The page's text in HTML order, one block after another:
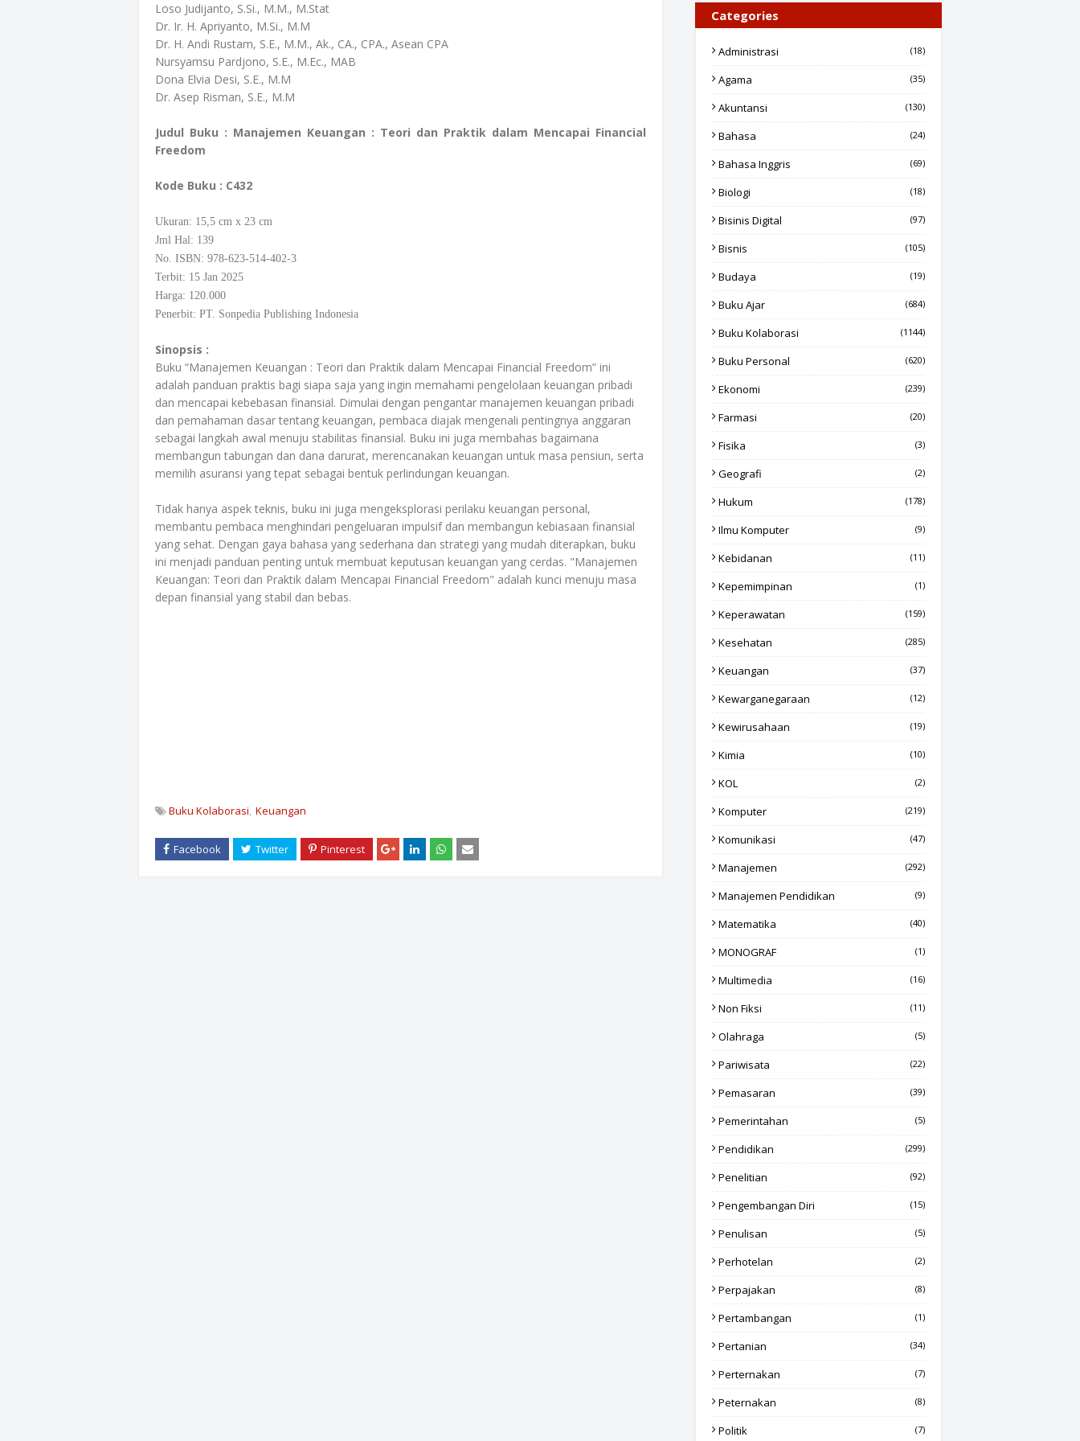
Loso Judijanto, S.Si., M.M., M.Stat
Dr. Ir. H. Apriyanto, M.Si., M.M
Dr. H. Andi Rustam, S.E., M.M., Ak., CA., CPA., Asean CPA
Nursyamsu Pardjono, S.E., M.Ec., MAB
Dona Elvia Desi, S.E., M.M
Dr. Asep Risman, S.E., M.M
Judul Buku : Manajemen Keuangan : Teori dan Praktik dalam Mencapai Financial
Freedom
Kode Buku : C432
Ukuran: 15,5 cm x 23 cm
Jml Hal: 139
No. ISBN: 978-623-514-402-3
Terbit: 15 Jan 2025
Harga: 120.000
Penerbit: PT. Sonpedia Publishing Indonesia
Sinopsis :
Buku “Manajemen Keuangan : Teori dan Praktik dalam Mencapai Financial Freedom” ini
adalah panduan praktis bagi siapa saja yang ingin memahami pengelolaan keuangan pribadi
dan mencapai kebebasan finansial. Dimulai dengan pengantar manajemen keuangan pribadi
dan pemahaman dasar tentang keuangan, pembaca diajak mengenali pentingnya anggaran
sebagai langkah awal menuju stabilitas finansial. Buku ini juga membahas bagaimana
membangun tabungan dan dana darurat, merencanakan keuangan untuk masa pensiun, serta
memilih asuransi yang tepat sebagai bentuk perlindungan keuangan.
Tidak hanya aspek teknis, buku ini juga mengeksplorasi perilaku keuangan personal,
membantu pembaca menghindari pengeluaran impulsif dan membangun kebiasaan finansial
yang sehat. Dengan gaya bahasa yang sederhana dan strategi yang mudah diterapkan, buku
ini menjadi panduan penting untuk membuat keputusan keuangan yang cerdas. "Manajemen
Keuangan: Teori dan Praktik dalam Mencapai Financial Freedom" adalah kunci menuju masa
depan finansial yang stabil dan bebas.
Buku Kolaborasi Keuangan
Categories
Administrasi (18)
Agama (35)
Akuntansi (130)
Bahasa (24)
Bahasa Inggris (69)
Biologi (18)
Bisinis Digital (97)
Bisnis (105)
Budaya (19)
Buku Ajar (684)
Buku Kolaborasi (1144)
Buku Personal (620)
Ekonomi (239)
Farmasi (20)
Fisika (3)
Geografi (2)
Hukum (178)
Ilmu Komputer (9)
Kebidanan (11)
Kepemimpinan (1)
Keperawatan (159)
Kesehatan (285)
Keuangan (37)
Kewarganegaraan (12)
Kewirusahaan (19)
Kimia (10)
KOL (2)
Komputer (219)
Komunikasi (47)
Manajemen (292)
Manajemen Pendidikan (9)
Matematika (40)
MONOGRAF (1)
Multimedia (16)
Non Fiksi (11)
Olahraga (5)
Pariwisata (22)
Pemasaran (39)
Pemerintahan (5)
Pendidikan (299)
Penelitian (92)
Pengembangan Diri (15)
Penulisan (5)
Perhotelan (2)
Perpajakan (8)
Pertambangan (1)
Pertanian (34)
Perternakan (7)
Peternakan (8)
Politik (7)